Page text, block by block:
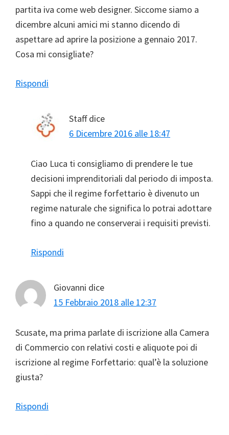
partita iva come web designer. Siccome siamo a
dicembre alcuni amici mi stanno dicendo di
aspettare ad aprire la posizione a gennaio 2017.
Cosa mi consigliate?
Rispondi
Staff dice
6 Dicembre 2016 alle 18:47
Ciao Luca ti consigliamo di prendere le tue
decisioni imprenditoriali dal periodo di imposta.
Sappi che il regime forfettario è divenuto un
regime naturale che significa lo potrai adottare
fino a quando ne conserverai i requisiti previsti.
Rispondi
Giovanni dice
15 Febbraio 2018 alle 12:37
Scusate, ma prima parlate di iscrizione alla Camera
di Commercio con relativi costi e aliquote poi di
iscrizione al regime Forfettario: qual’è la soluzione
giusta?
Rispondi